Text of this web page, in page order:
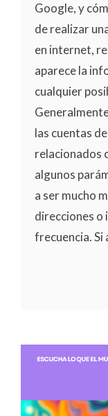
Google, y
de realizar
en internet,
aparece la
cualquier
las cuentas
relacionados
algunos
a ser mucho
direcciones o
frecuencia. Si